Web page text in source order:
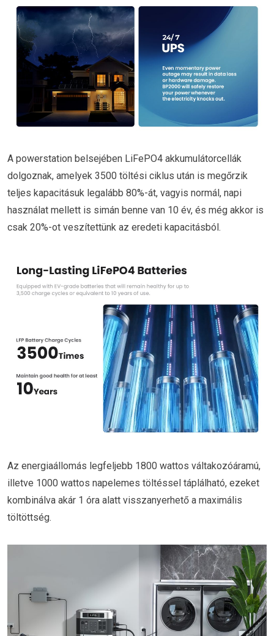
A powerstation belsejében LiFePO4 akkumulátorcellák
dolgoznak, amelyek 3500 töltési ciklus után is megőrzik
teljes kapacitásuk legalább 80%-át, vagyis normál, napi
használat mellett is simán benne van 10 év, és még akkor is
csak 20%-ot veszítettünk az eredeti kapacitásból.
Az energiaállomás legfeljebb 1800 wattos váltakozóáramú,
illetve 1000 wattos napelemes töltéssel táplálható, ezeket
kombinálva akár 1 óra alatt visszanyerhető a maximális
töltöttség.